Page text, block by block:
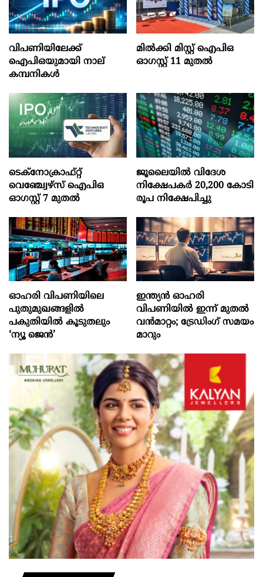
വിപണിയിലേക്ക്
ഐപിഒയുമായി നാല്
കമ്പനികൾ
മില്‍ക്കി മിസ്റ്റ്‌ ഐപിഒ
ഓഗസ്റ്റ്‌ 11 മുതല്‍
ടെക്‌നോക്രാഫ്‌റ്റ്‌
വെഞ്ച്വേഴ്‌സ്‌ ഐപിഒ
ഓഗസ്റ്റ്‌ 7 മുതല്‍
ജൂലൈയില്‍ വിദേശ
നിക്ഷേപകര്‍ 20,200 കോടി
രൂപ നിക്ഷേപിച്ചു
ഓഹരി വിപണിയിലെ
പുതുമുഖങ്ങളിൽ
പകുതിയിൽ കൂടുതലും
‘ന്യൂ ജെൻ’
ഇന്ത്യൻ ഓഹരി
വിപണിയിൽ ഇന്ന് മുതൽ
വൻമാറ്റം; ട്രേഡിംഗ് സമയം
മാറും